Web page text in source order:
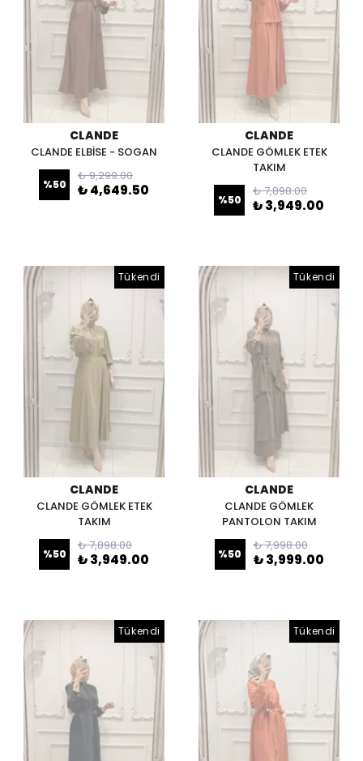
CLANDE
CLANDE ELBİSE - SOGAN
%50
₺ 9,299.00
₺ 4,649.50
CLANDE
CLANDE GÖMLEK ETEK
TAKIM
%50
₺ 7,898.00
₺ 3,949.00
Tükendi
CLANDE
CLANDE GÖMLEK ETEK
TAKIM
%50
₺ 7,898.00
₺ 3,949.00
Tükendi
CLANDE
CLANDE GÖMLEK
PANTOLON TAKIM
%50
₺ 7,998.00
₺ 3,999.00
Tükendi Tükendi